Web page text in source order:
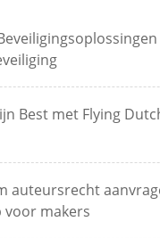
Best met Flying
auteursrecht
voor makers